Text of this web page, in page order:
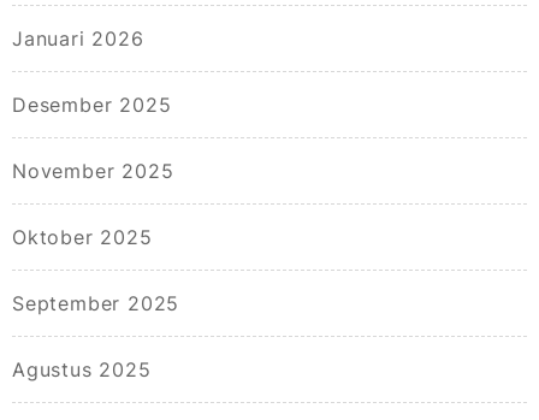
Januari 2026
Desember 2025
November 2025
Oktober 2025
September 2025
Agustus 2025